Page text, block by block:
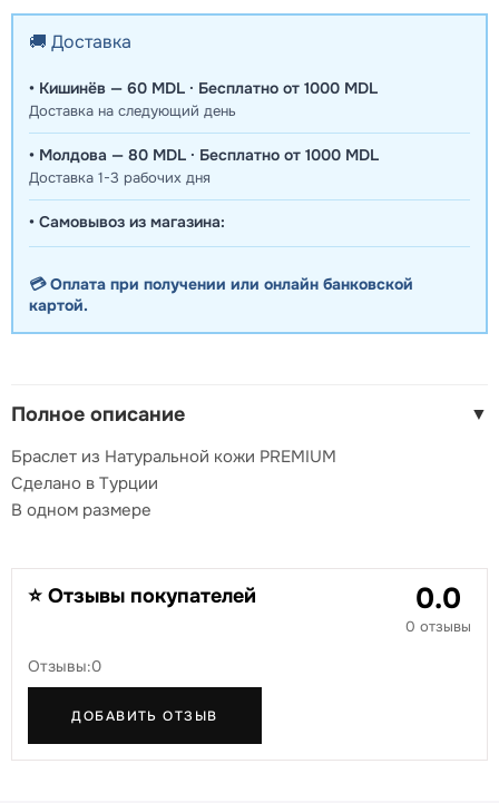
🚚 Доставка
• Кишинёв — 60 MDL · Бесплатно от 1000 MDL
Доставка на следующий день
• Молдова — 80 MDL · Бесплатно от 1000 MDL
Доставка 1-3 рабочих дня
• Самовывоз из магазина:
💳 Оплата при получении или онлайн банковской
картой.
Полное описание ▼
Браслет из Натуральной кожи PREMIUM
Сделано в Турции
В одном размере
⭐ Отзывы покупателей 0.0
0 отзывы
Отзывы:0
ДОБАВИТЬ ОТЗЫВ